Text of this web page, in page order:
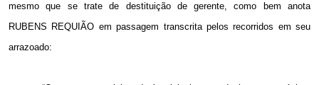
mesmo que se trate de destituição de gerente, como bem anota
RUBENS REQUIÃO em passagem transcrita pelos recorridos em seu
arrazoado: